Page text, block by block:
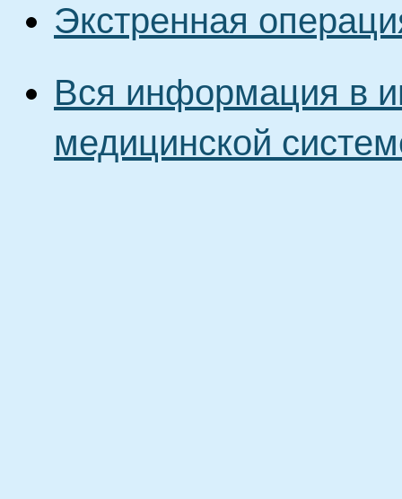
Экстренная
Вся информация в
медицинской